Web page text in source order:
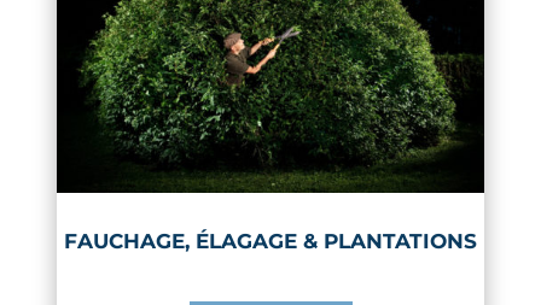
FAUCHAGE, ÉLAGAGE & PLANTATIONS